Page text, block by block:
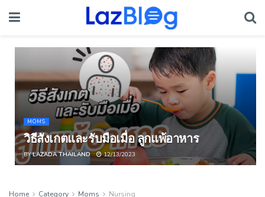
MOMS
วิธีสังเกตและรับมือเมื่อ ลูกแพ้อาหาร
BY LAZADA THAILAND 12/13/2023
Home Category Moms Nursing